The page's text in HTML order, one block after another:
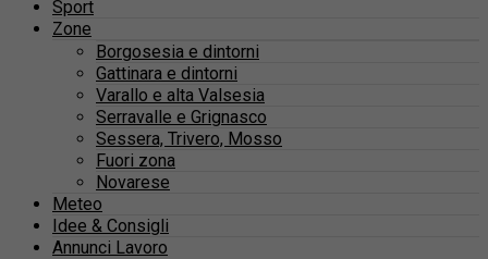
Sport
Zone
Borgosesia e dintorni
Gattinara e dintorni
Varallo e alta Valsesia
Serravalle e Grignasco
Sessera, Trivero, Mosso
Fuori zona
Novarese
Meteo
Idee & Consigli
Annunci Lavoro